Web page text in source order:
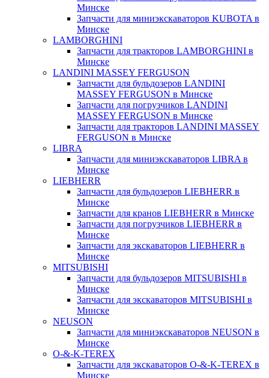
Минске
Запчасти для миниэкскаваторов KUBOTA в
Минске
LAMBORGHINI
Запчасти для тракторов LAMBORGHINI в
Минске
LANDINI MASSEY FERGUSON
Запчасти для бульдозеров LANDINI
MASSEY FERGUSON в Минске
Запчасти для погрузчиков LANDINI
MASSEY FERGUSON в Минске
Запчасти для тракторов LANDINI MASSEY
FERGUSON в Минске
LIBRA
Запчасти для миниэкскаваторов LIBRA в
Минске
LIEBHERR
Запчасти для бульдозеров LIEBHERR в
Минске
Запчасти для кранов LIEBHERR в Минске
Запчасти для погрузчиков LIEBHERR в
Минске
Запчасти для экскаваторов LIEBHERR в
Минске
MITSUBISHI
Запчасти для бульдозеров MITSUBISHI в
Минске
Запчасти для экскаваторов MITSUBISHI в
Минске
NEUSON
Запчасти для миниэкскаваторов NEUSON в
Минске
O-&-K-TEREX
Запчасти для экскаваторов O-&-K-TEREX в
Минске